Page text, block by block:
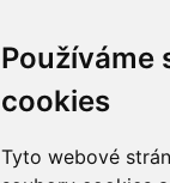
Používáme
cookies
Tyto webové
Nabídky práce v